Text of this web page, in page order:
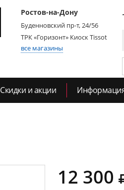
Ростов-на-Дону
Буденновский пр-т, 24/56
ТРК «Горизонт» Киоск Tissot
все магазины
Скидки и акции
12 300